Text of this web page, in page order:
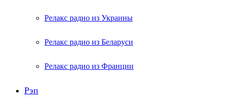
Релакс радио из Украины
Релакс радио из Беларуси
Релакс радио из Франции
Рэп